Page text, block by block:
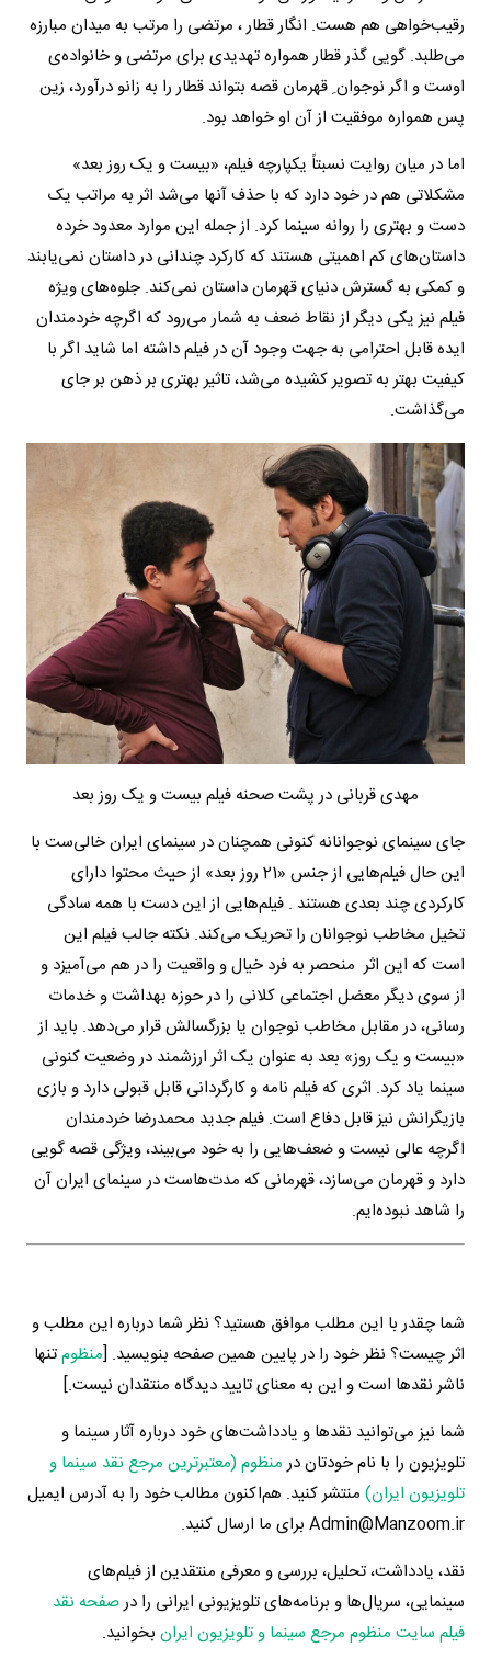
رقیب‌خواهی هم هست. انگار قطار ، مرتضی را مرتب به میدان مبارزه
می‌طلبد. گویی گذر قطار همواره تهدیدی برای مرتضی و خانواده‌ی
اوست و اگر نوجوان ِ قهرمان قصه بتواند قطار را به زانو درآورد، زین
پس همواره موفقیت از آن او خواهد بود.
اما در میان روایت نسبتاً یکپارچه فیلم، «بیست و یک روز بعد»
مشکلاتی هم در خود دارد که با حذف آنها می‌شد اثر به مراتب یک
دست و بهتری را روانه سینما کرد. از جمله این موارد معدود خرده
داستان‌های کم اهمیتی هستند که کارکرد چندانی در داستان نمی‌یابند
و کمکی به گسترش دنیای قهرمان داستان نمی‌کند. جلوه‌های ویژه
فیلم نیز یکی دیگر از نقاط ضعف به شمار می‌رود که اگرچه خردمندان
ایده قابل احترامی به جهت وجود آن در فیلم داشته اما شاید اگر با
کیفیت بهتر به تصویر کشیده می‌شد، تاثیر بهتری بر ذهن بر جای
می‌گذاشت.
مهدی قربانی در پشت صحنه فیلم بیست و یک روز بعد
جای سینمای نوجوانانه کنونی همچنان در سینمای ایران خالی‌ست با
این حال فیلم‌هایی از جنس «21 روز بعد» از حیث محتوا دارای
کارکردی چند بعدی هستند . فیلم‌هایی از این دست با همه سادگی
تخیل مخاطب نوجوانان را تحریک می‌کند. نکته جالب فیلم این
است که این اثر منحصر به فرد خیال و واقعیت را در هم می‌آمیزد و
از سوی دیگر معضل اجتماعی کلانی را در حوزه بهداشت و خدمات
رسانی، در مقابل مخاطب نوجوان یا بزرگسالش قرار می‌دهد. باید از
«بیست و یک روز» بعد به عنوان یک اثر ارزشمند در وضعیت کنونی
سینما یاد کرد. اثری که فیلم نامه و کارگردانی قابل قبولی دارد و بازی
بازیگرانش نیز قابل دفاع است. فیلم جدید محمدرضا خردمندان
اگرچه عالی نیست و ضعف‌هایی را به خود می‌بیند، ویژگی قصه گویی
دارد و قهرمان می‌سازد، قهرمانی که مدت‌هاست در سینمای ایران آن
را شاهد نبوده‌ایم.
شما چقدر با این مطلب موافق هستید؟ نظر شما درباره این مطلب و
اثر چیست؟ نظر خود را در پایین همین صفحه بنویسید. [منظومتنها
ناشر نقدها است و این به معنای تایید دیدگاه منتقدان نیست.]
شما نیز می‌توانید نقدها و یادداشت‌های خود درباره آثار سینما و
تلویزیون را با نام خودتان در منظوم (معتبرترین مرجع نقد سینما و
تلویزیون ایران) منتشر کنید. هم‌اکنون مطالب خود را به آدرس ایمیل
Admin@Manzoom.ir برای ما ارسال کنید.
نقد، یادداشت، تحلیل، بررسی و معرفی منتقدین از فیلم‌های
سینمایی، سریال‌ها و برنامه‌های تلویزیونی ایرانی را درصفحه نقد
فیلم سایت منظوم مرجع سینما و تلویزیون ایران بخوانید.